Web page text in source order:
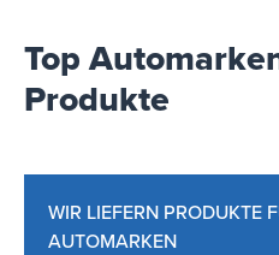
Top
Produkte
WIR LIEFERN PRODUKTE
AUTOMARKEN